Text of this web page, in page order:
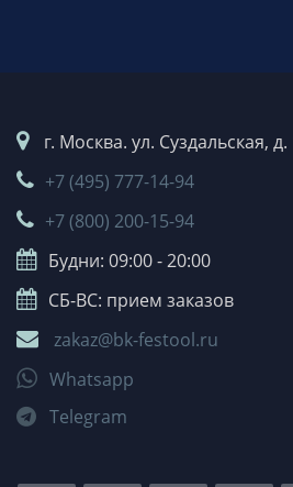
г. Москва. ул. Суздальская,
+7 (495) 777-14-94
+7 (800) 200-15-94
Будни: 09:00 - 20:00
СБ-ВС: прием заказов
zakaz@bk-festool.ru
Whatsapp
Telegram